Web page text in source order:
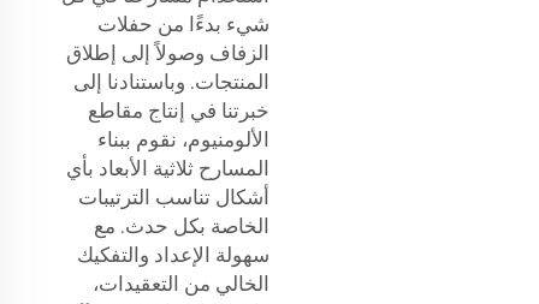
شيء بدءًا من حفلات
الزفاف وصولاً إلى إطلاق
المنتجات. وباستنادنا إلى
خبرتنا في إنتاج مقاطع
الألومنيوم، نقوم ببناء
المسارح ثلاثية الأبعاد بأي
أشكال تناسب الترتيبات
الخاصة بكل حدث. مع
سهولة الإعداد والتفكيك
الخالي من التعقيدات،